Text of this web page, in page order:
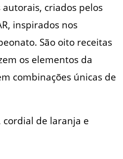
criados pelos
inspirados nos
São oito receitas
os elementos da
combinações únicas de
cordial de laranja e